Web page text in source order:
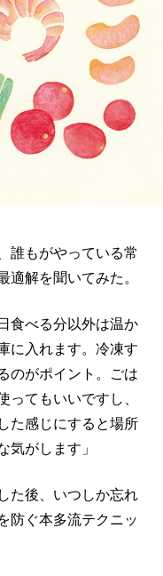
誰もがやっている常
適解を聞いてみた。
食べる分以外は温か
に入れます。冷凍す
のがポイント。ごは
ってもいいですし、
た感じにすると場所
気がします」
た後、いつしか忘れ
防ぐ本多流テクニッ